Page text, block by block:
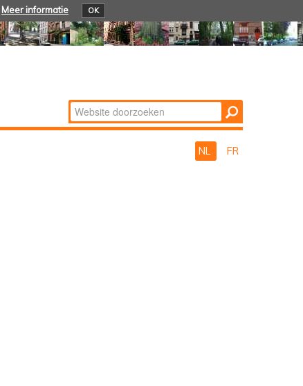
Meer informatie OK
Zoek
Geavanceerd
NL FR